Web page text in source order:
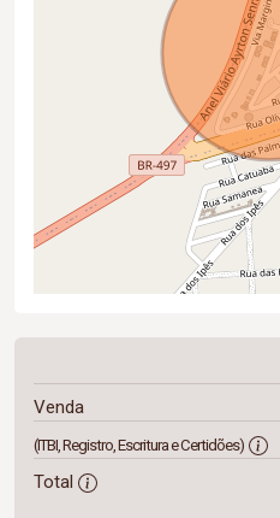
Venda
(ITBI, Registro, Escritura e Certidões)
Total